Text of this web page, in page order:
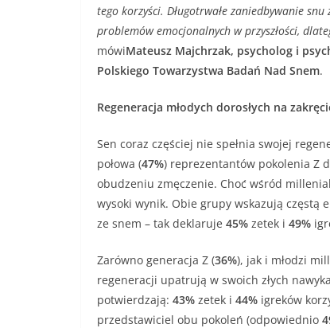
tego korzyści. Długotrwałe zaniedbywanie
problemów emocjonalnych w przyszłości,
mówiMateusz Majchrzak, psycholog i
Polskiego Towarzystwa Badań Nad Snem.
Regeneracja młodych dorosłych na
Sen coraz częściej nie spełnia swojej
połowa (47%) reprezentantów pokolenia Z
obudzeniu zmęczenie. Choć wśród
wysoki wynik. Obie grupy wskazują częstą
ze snem – tak deklaruje 45% zetek i 49%
Zarówno generacja Z (36%), jak i młodzi
regeneracji upatrują w swoich złych
potwierdzają: 43% zetek i 44% igreków
przedstawiciel obu pokoleń (odpowiednio